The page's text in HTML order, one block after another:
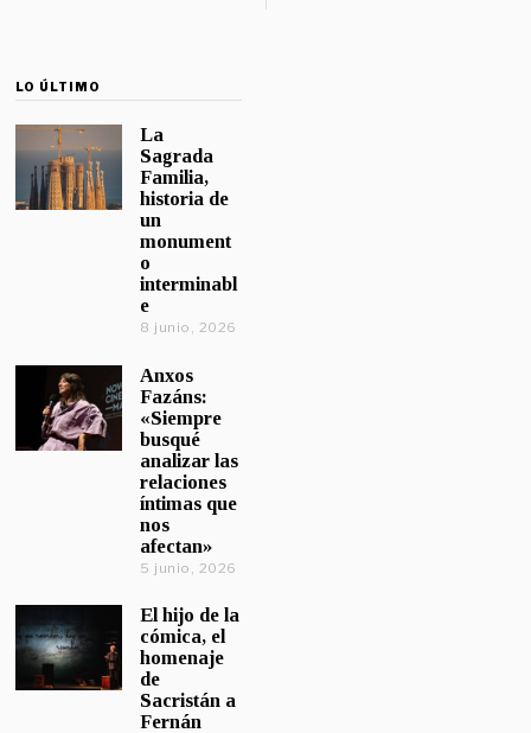
LO ÚLTIMO
La
Sagrada
Familia,
historia de
un
monument
o
interminabl
e
8 junio, 2026
Anxos
Fazáns:
«Siempre
busqué
analizar las
relaciones
íntimas que
nos
afectan»
5 junio, 2026
El hijo de la
cómica, el
homenaje
de
Sacristán a
Fernán